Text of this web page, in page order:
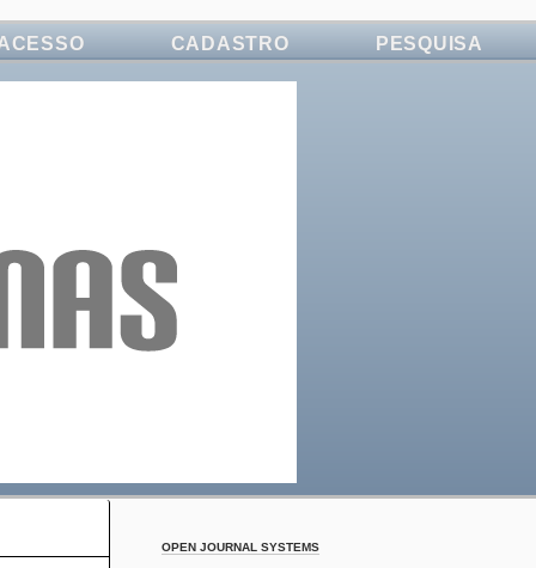
OPEN JOURNAL SYSTEMS
CADASTRO PESQUISA